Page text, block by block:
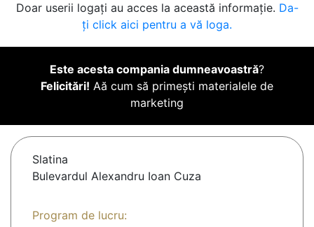
Doar userii logați au acces la această informație. Da-
ți click aici pentru a vă loga.
Este acesta compania dumneavoastră?
Felicitări! Aă cum să primești materialele de
marketing
Slatina
Bulevardul Alexandru Ioan Cuza
Program de lucru: